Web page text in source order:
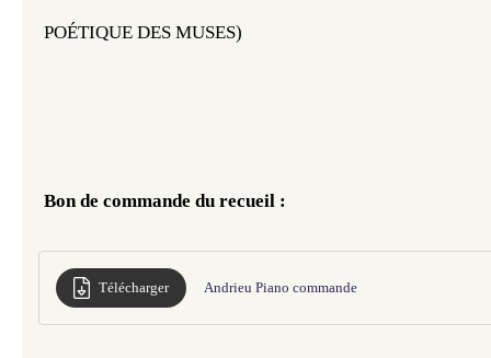
POÉTIQUE DES MUSES)
Bon de commande du recueil :
Télécharger Andrieu Piano commande